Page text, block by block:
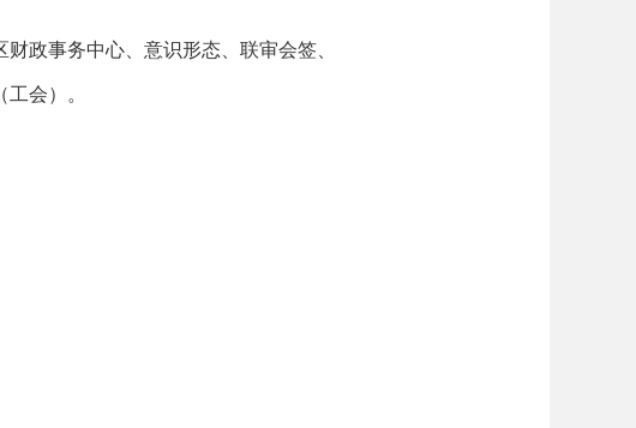
政事务中心、意识形态、联审会签、
会）。